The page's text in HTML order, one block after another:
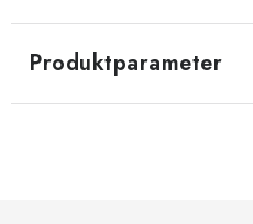
Produktparameter